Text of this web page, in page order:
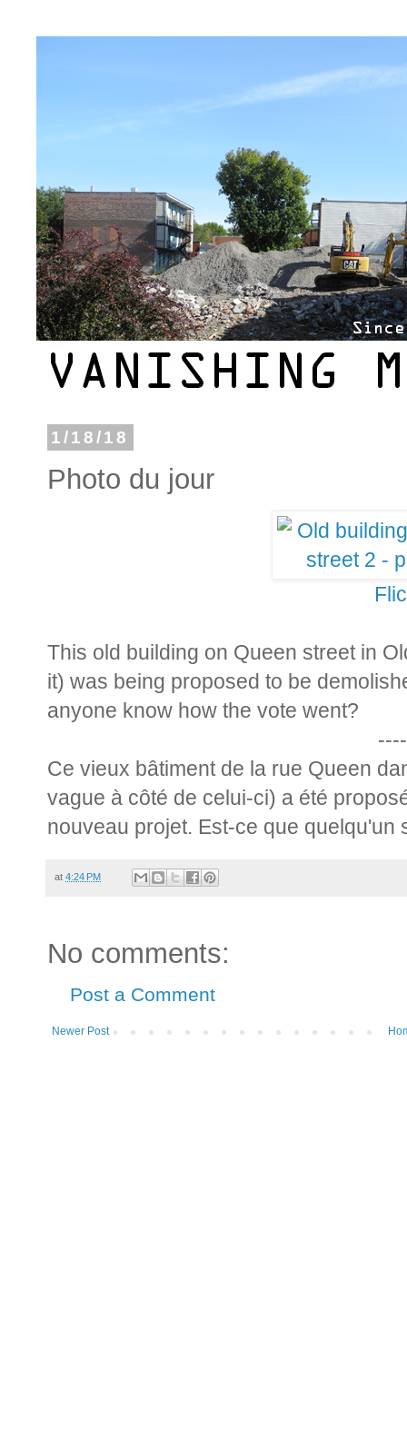
1/18/18
Photo du jour
This old building on Queen street in
it) was being proposed to be
anyone know how the vote went?
Ce vieux bâtiment de la rue Queen
vague à côté de celui-ci) a été
nouveau projet. Est-ce que quelqu'un
at 4:24 PM
No comments:
Post a Comment
Newer Post